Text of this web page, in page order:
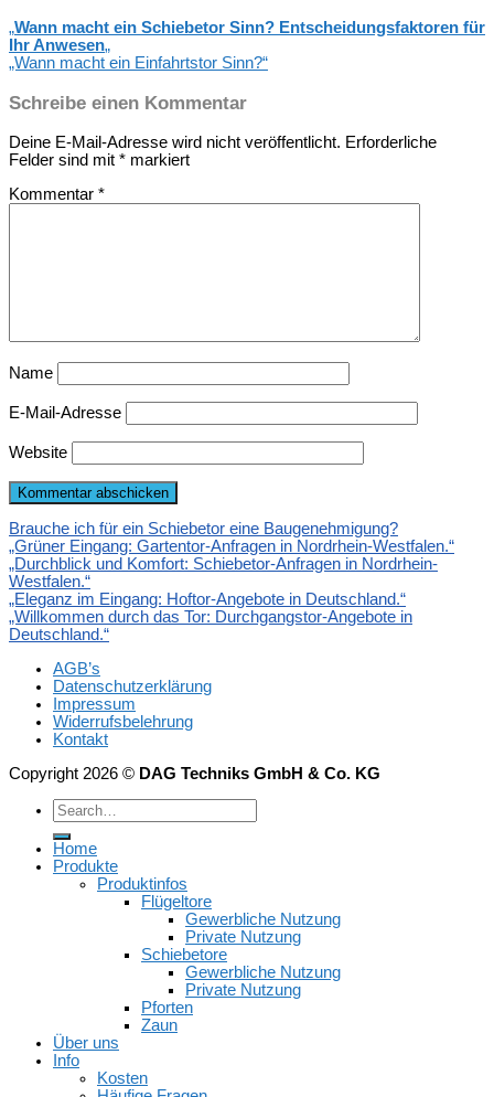
„Wann macht ein Schiebetor Sinn? Entscheidungsfaktoren für
Ihr Anwesen„
„Wann macht ein Einfahrtstor Sinn?“
Schreibe einen Kommentar
Deine E-Mail-Adresse wird nicht veröffentlicht. Erforderliche
Felder sind mit * markiert
Kommentar *
Name
E-Mail-Adresse
Website
Brauche ich für ein Schiebetor eine Baugenehmigung?
„Grüner Eingang: Gartentor-Anfragen in Nordrhein-Westfalen.“
„Durchblick und Komfort: Schiebetor-Anfragen in Nordrhein-
Westfalen.“
„Eleganz im Eingang: Hoftor-Angebote in Deutschland.“
„Willkommen durch das Tor: Durchgangstor-Angebote in
Deutschland.“
AGB’s
Datenschutzerklärung
Impressum
Widerrufsbelehrung
Kontakt
Copyright 2026 © DAG Techniks GmbH & Co. KG
Home
Produkte
Produktinfos
Flügeltore
Gewerbliche Nutzung
Private Nutzung
Schiebetore
Gewerbliche Nutzung
Private Nutzung
Pforten
Zaun
Über uns
Info
Kosten